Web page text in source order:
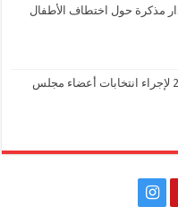
مذكرة حول اختطاف الأطفال
تحديد يوم 23 شتنبر 2026 لإجراء انتخابات أعضاء مجلس